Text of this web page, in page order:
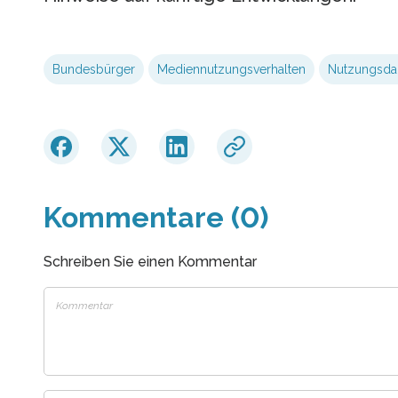
Bundesbürger Mediennutzungsverhalten
Kommentare (0)
Schreiben Sie einen Kommentar